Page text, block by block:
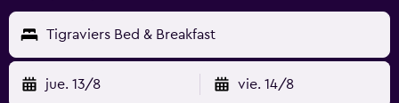
Tigraviers Bed & Breakfast
jue. 13/8 vie. 14/8